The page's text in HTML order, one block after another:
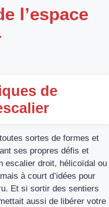
l’espace
de
sortes de formes et
ses propres défis et
escalier droit, hélicoïdal ou
à court d’idées pour
Et si sortir des sentiers
aussi de libérer votre